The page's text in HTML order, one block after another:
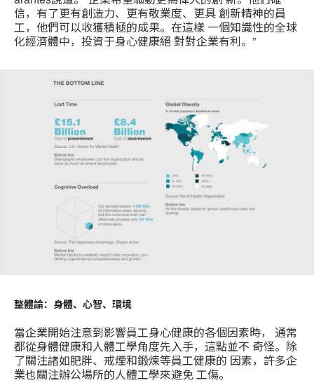
信，有了更有創造力、更有敬業度、更具 創新精神的員
工，他們可以收獲積極的成果。在這樣 一個知識性的全球
化經濟體中，投資于身心健康絕 對對企業有利。”
整體論：身體、心智、環境
當企業開始注意到影響員工身心健康的各個因素時， 通常
都從身體健康和人體工學角度先入手，這點並不 奇怪。除
了關注諸如肥胖、戒煙和鍛煉等員工健康的 因素，許多企
業也關注辦公場所的人體工學來避免 工傷。